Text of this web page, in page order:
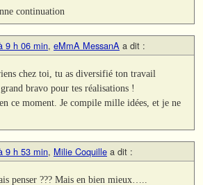
continuation
9 h 06 min, eMmA MessanA a dit :
chez toi, tu as diversifié ton travail
bravo pour tes réalisations !
ce moment. Je compile mille idées, et je ne
9 h 53 min, Milie Coquille a dit :
penser ??? Mais en bien mieux…..